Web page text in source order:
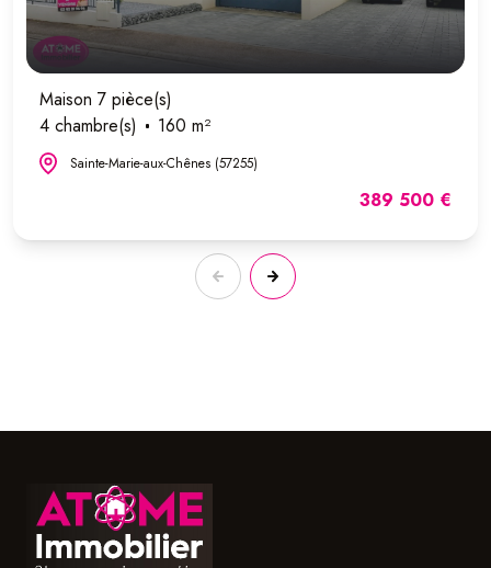
Maison 7 pièce(s)
4 chambre(s)
160 m²
Sainte-Marie-aux-Chênes (57255)
389 500 €